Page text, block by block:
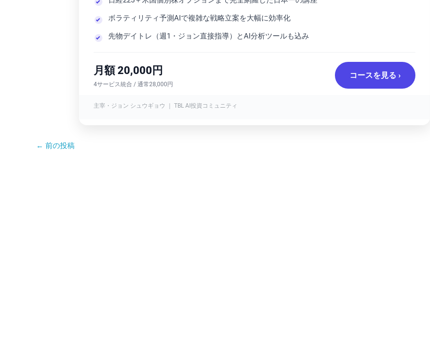
ボラティリティ予測AIで複雑な戦略立案を大幅に効率化
先物デイトレ（週1・ジョン直接指導）とAI分析ツールも込み
月額 20,000円
4サービス統合 / 通常28,000円
コースを見る ›
主宰・ジョン シュウギョウ ｜ TBL AI投資コミュニティ
← 前の投稿